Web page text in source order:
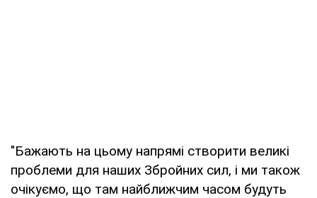
"Бажають на цьому напрямі створити великі
проблеми для наших Збройних сил, і ми також
очікуємо, що там найближчим часом будуть